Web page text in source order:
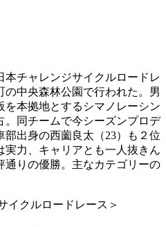
本チャレンジサイクルロードレ
の中央森林公園で行われた。男
本拠地とするシマノレーシン
。同チームで今シーズンプロデ
部出身の西薗良太（23）も２位
力、キャリアとも一人抜きん
通りの優勝。主なカテゴリーの
イクルロードレース＞